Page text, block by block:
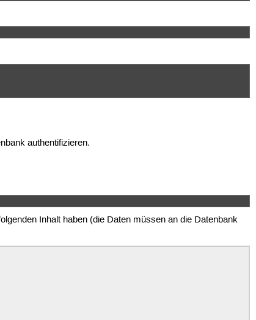
authentifizieren.
Inhalt haben (die Daten müssen an die Datenbank